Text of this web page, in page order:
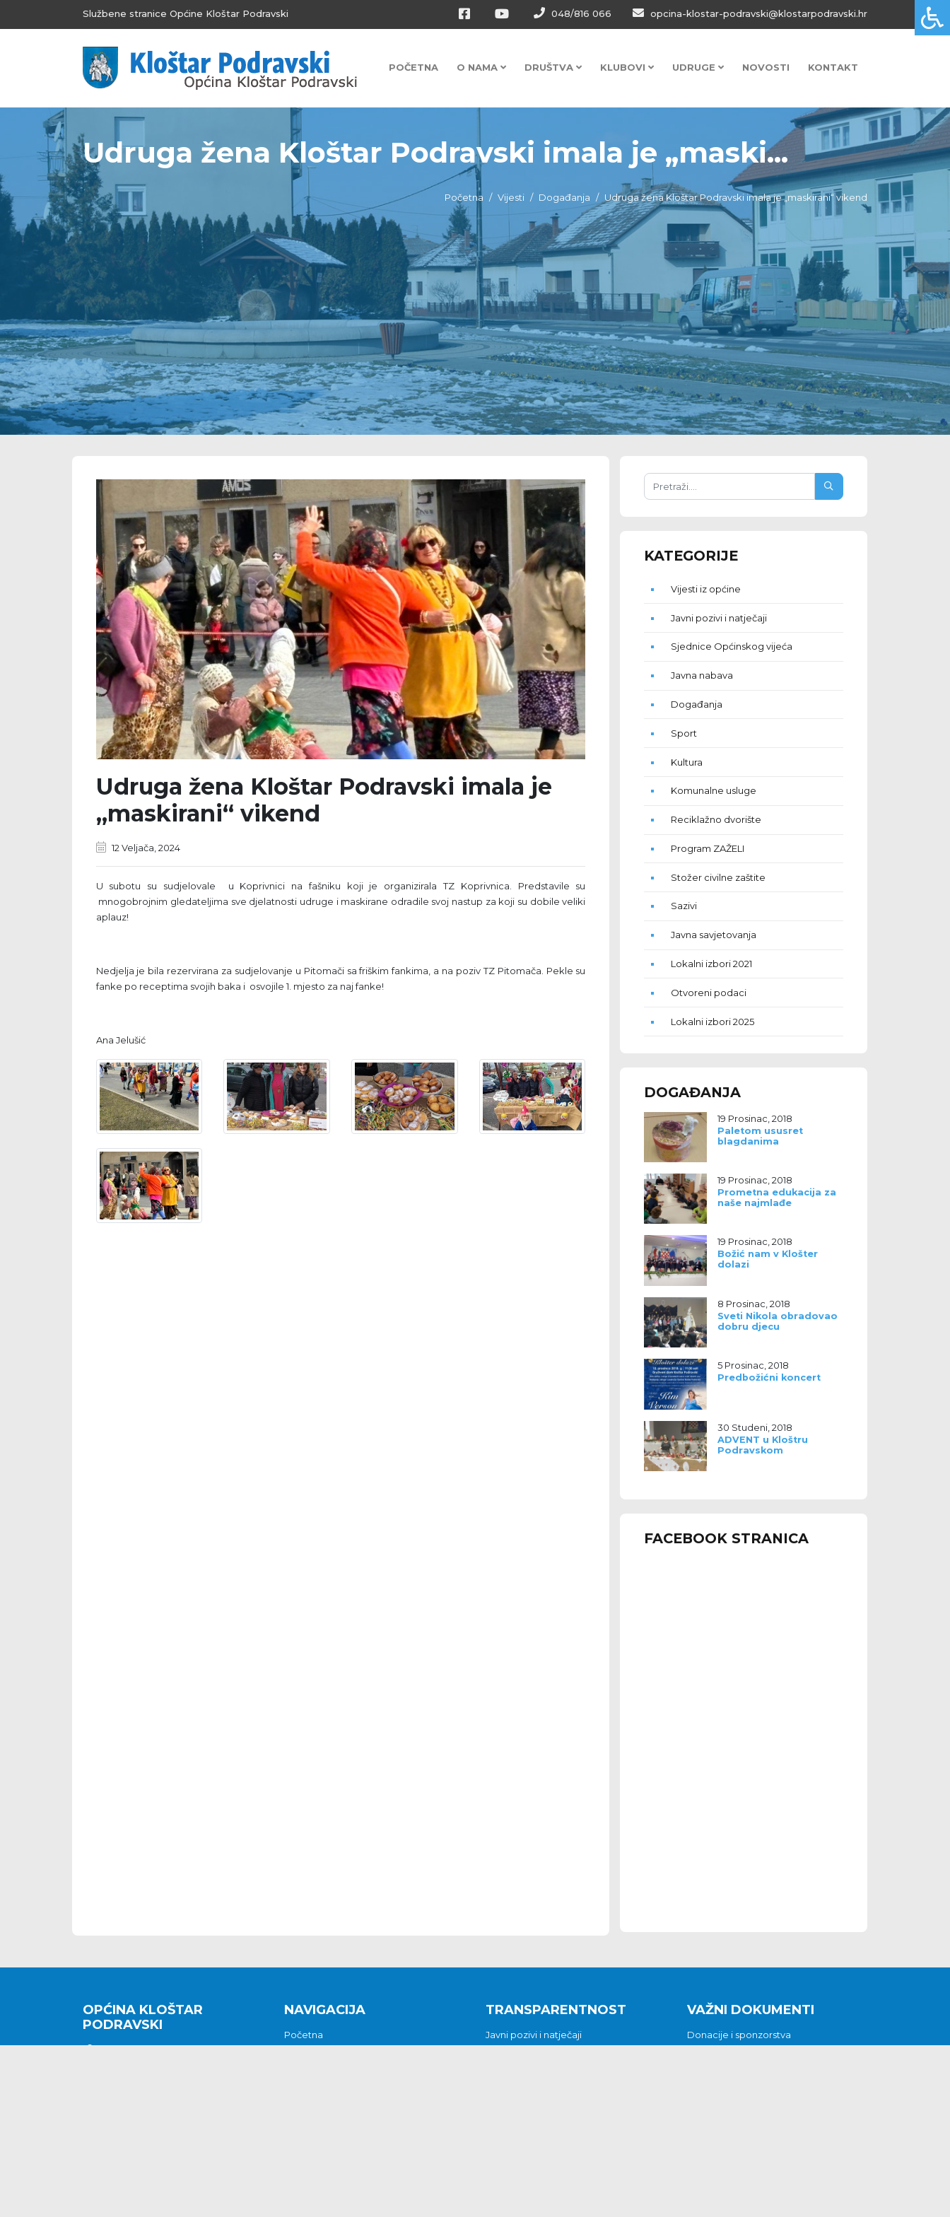
Službene stranice Općine Kloštar Podravski 048/816 066 opcina-klostar-podravski@klostarpodravski.hr
POČETNA O NAMA DRUŠTVA KLUBOVI UDRUGE NOVOSTI KONTAKT
Udruga žena Kloštar Podravski imala je „maski...
Početna Vijesti Događanja Udruga žena Kloštar Podravski imala je „maskirani“ vikend
Udruga žena Kloštar Podravski imala je
„maskirani“ vikend
12 Veljača, 2024
U subotu su sudjelovale u Koprivnici na fašniku koji je organizirala TZ Koprivnica. Predstavile su
mnogobrojnim gledateljima sve djelatnosti udruge i maskirane odradile svoj nastup za koji su dobile veliki
aplauz!
Nedjelja je bila rezervirana za sudjelovanje u Pitomači sa friškim fankima, a na poziv TZ Pitomača. Pekle su
fanke po receptima svojih baka i osvojile 1. mjesto za naj fanke!
Ana Jelušić
KATEGORIJE
Vijesti iz općine
Javni pozivi i natječaji
Sjednice Općinskog vijeća
Javna nabava
Događanja
Sport
Kultura
Komunalne usluge
Reciklažno dvorište
Program ZAŽELI
Stožer civilne zaštite
Sazivi
Javna savjetovanja
Lokalni izbori 2021
Otvoreni podaci
Lokalni izbori 2025
DOGAĐANJA
19 Prosinac, 2018
Paletom ususret
blagdanima
19 Prosinac, 2018
Prometna edukacija za
naše najmlađe
19 Prosinac, 2018
Božić nam v Klošter
dolazi
8 Prosinac, 2018
Sveti Nikola obradovao
dobru djecu
5 Prosinac, 2018
Predbožićni koncert
30 Studeni, 2018
ADVENT u Kloštru
Podravskom
FACEBOOK STRANICA
OPĆINA KLOŠTAR
PODRAVSKI
NAVIGACIJA
Početna
TRANSPARENTNOST
Javni pozivi i natječaji
VAŽNI DOKUMENTI
Donacije i sponzorstva